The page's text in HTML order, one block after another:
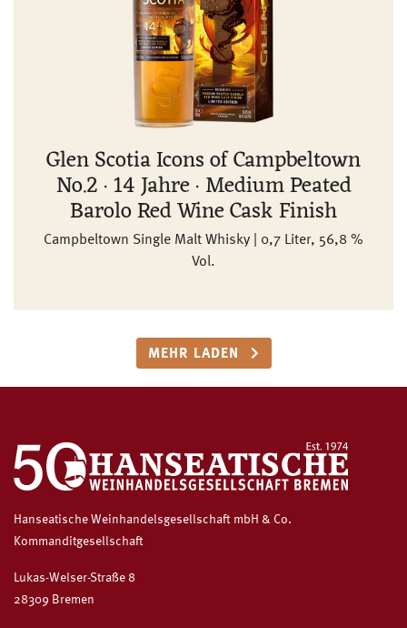
Glen Scotia Icons of Campbeltown
No.2 · 14 Jahre · Medium Peated
Barolo Red Wine Cask Finish
Campbeltown Single Malt Whisky | 0,7 Liter, 56,8 %
Vol.
MEHR LADEN
Hanseatische Weinhandelsgesellschaft mbH & Co.
Kommanditgesellschaft
Lukas-Welser-Straße 8
28309 Bremen